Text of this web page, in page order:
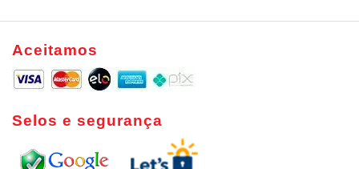
Aceitamos
Selos e segurança